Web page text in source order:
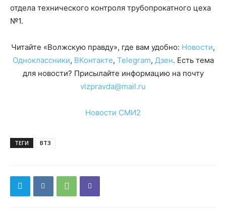
отдела технического контроля трубопрокатного цеха
№1.
Читайте «Волжскую правду», где вам удобно: Новости,
Одноклассники, ВКонтакте, Telegram, Дзен. Есть тема
для новости? Присылайте информацию на почту
vlzpravda@mail.ru
Новости СМИ2
ТЕГИ ВТЗ